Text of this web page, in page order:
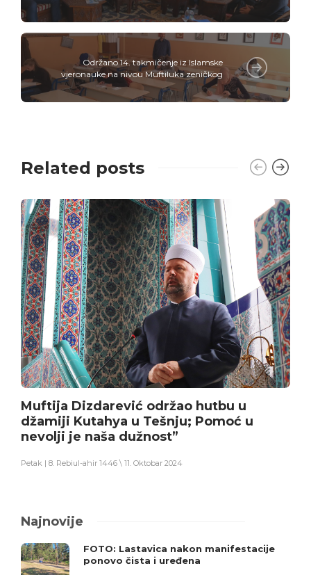
Održano 14. takmičenje iz Islamske
vjeronauke na nivou Muftiluka zeničkog
Related posts
Muftija Dizdarević održao hutbu u
džamiji Kutahya u Tešnju; Pomoć u
nevolji je naša dužnost”
Petak | 8. Rebiul-ahir 1446 \ 11. Oktobar 2024
Najnovije
FOTO: Lastavica nakon manifestacije
ponovo čista i uređena